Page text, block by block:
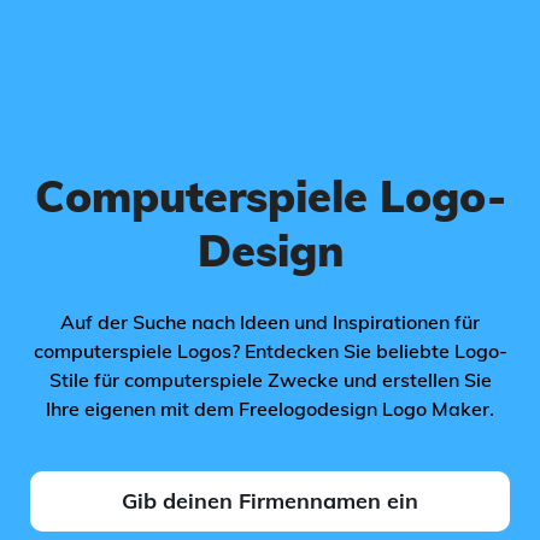
Computerspiele Logo-
Design
Auf der Suche nach Ideen und Inspirationen für
computerspiele Logos? Entdecken Sie beliebte Logo-
Stile für computerspiele Zwecke und erstellen Sie
Ihre eigenen mit dem Freelogodesign Logo Maker.